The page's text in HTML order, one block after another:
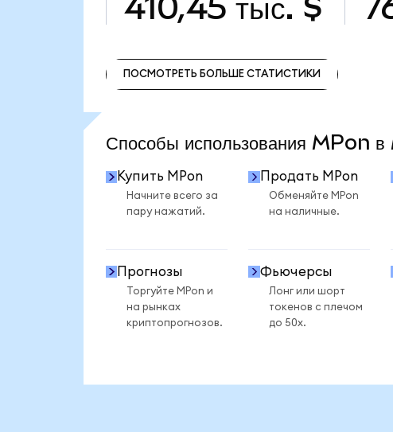
ПОСМОТРЕТЬ БОЛЬШЕ СТАТИСТИКИ
Способы использования MPon
Купить MPon
Начните всего за
пару нажатий.
Продать MPon
Обменяйте MPon
на наличные.
Прогнозы
Торгуйте MPon и
на рынках
криптопрогнозов.
Фьючерсы
Лонг или шорт
токенов с плечом
до 50x.